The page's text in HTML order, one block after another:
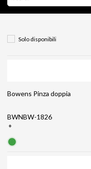
Solo disponibili
Bowens Pinza doppia
BWNBW-1826
°